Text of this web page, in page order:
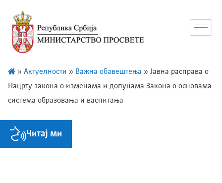
» Актуелности » Важна обавештења » Јавна расправа o
Нацрту закона о изменама и допунама Закона о основама
система образовања и васпитања
Читај ми